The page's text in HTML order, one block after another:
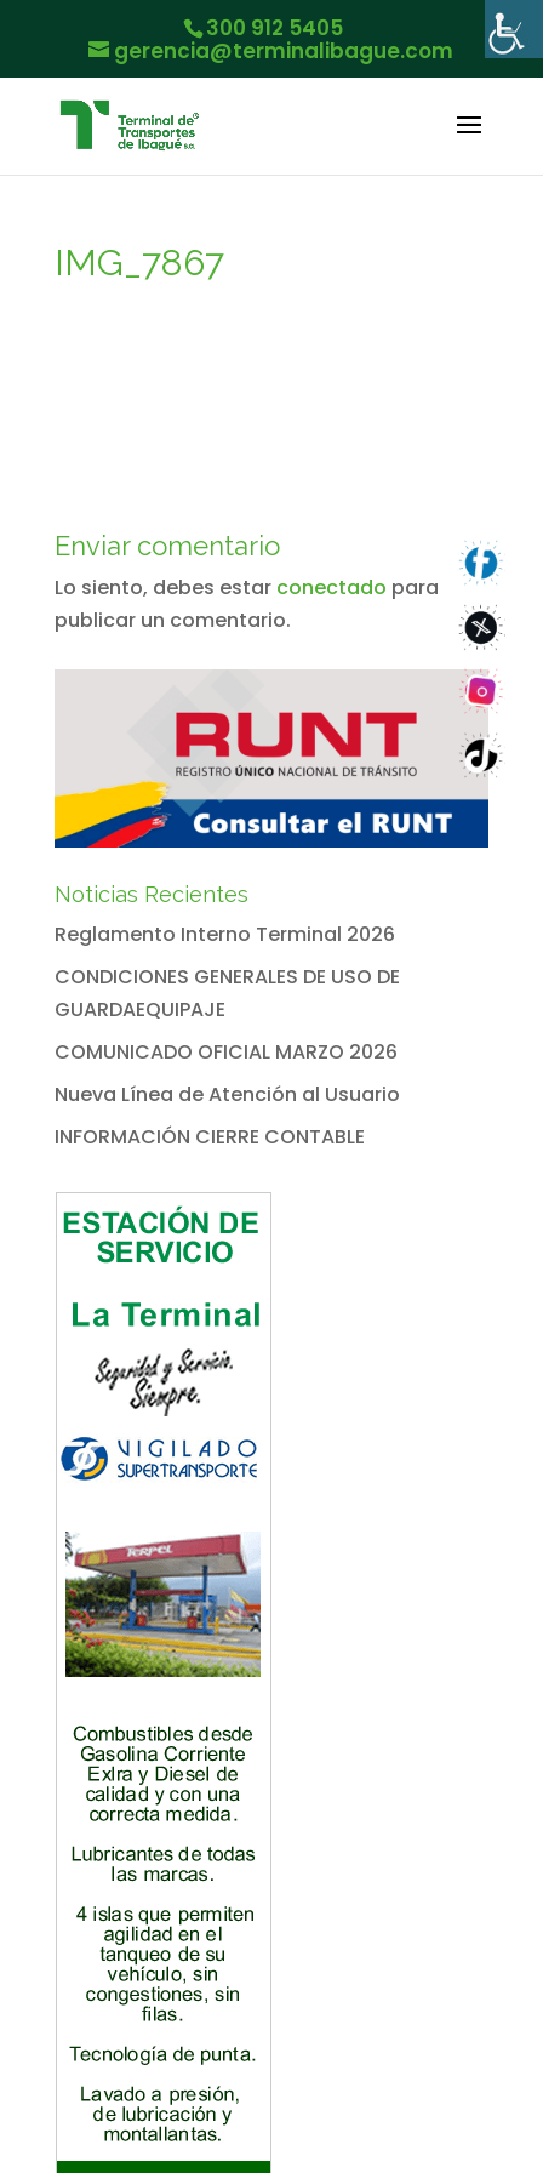
300 912 5405
gerencia@terminalibague.com
IMG_7867
Enviar comentario
Lo siento, debes estar conectado para
publicar un comentario.
Noticias Recientes
Reglamento Interno Terminal 2026
CONDICIONES GENERALES DE USO DE
GUARDAEQUIPAJE
COMUNICADO OFICIAL MARZO 2026
Nueva Línea de Atención al Usuario
INFORMACIÓN CIERRE CONTABLE